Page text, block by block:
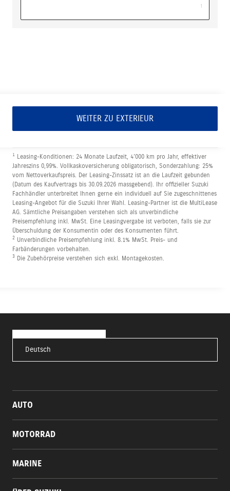
1
WEITER ZU EXTERIEUR
1 Leasing-Konditionen: 24 Monate Laufzeit, 4’000 km pro Jahr, effektiver
Jahreszins 0,99%. Vollkaskoversicherung obligatorisch, Sonderzahlung: 25%
vom Nettoverkaufspreis. Der Leasing-Zinssatz ist an die Laufzeit gebunden
(Datum des Kaufvertrags bis 30.09.2026 massgebend). Ihr offizieller Suzuki
Fachhändler unterbreitet Ihnen gerne ein individuell auf Sie zugeschnittenes
Leasing-Angebot für die Suzuki Ihrer Wahl. Leasing-Partner ist die MultiLease
AG. Sämtliche Preisangaben verstehen sich als unverbindliche
Preisempfehlung inkl. MwSt. Eine Leasingvergabe ist verboten, falls sie zur
Überschuldung der Konsumentin oder des Konsumenten führt.
2 Unverbindliche Preisempfehlung inkl. 8.1% MwSt. Preis- und
Farbänderungen vorbehalten.
3 Die Zubehörpreise verstehen sich exkl. Montagekosten.
Deutsch
AUTO
MOTORRAD
MARINE